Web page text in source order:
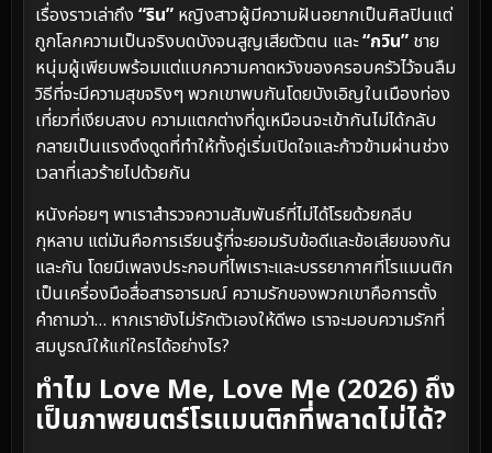
เรื่องราวเล่าถึง “ริน” หญิงสาวผู้มีความฝันอยากเป็นศิลปินแต่
ถูกโลกความเป็นจริงบดบังจนสูญเสียตัวตน และ“กวิน” ชาย
หนุ่มผู้เพียบพร้อมแต่แบกความคาดหวังของครอบครัวไว้จนลืม
วิธีที่จะมีความสุขจริงๆ พวกเขาพบกันโดยบังเอิญในเมืองท่อง
เที่ยวที่เงียบสงบ ความแตกต่างที่ดูเหมือนจะเข้ากันไม่ได้กลับ
กลายเป็นแรงดึงดูดที่ทำให้ทั้งคู่เริ่มเปิดใจและก้าวข้ามผ่านช่วง
เวลาที่เลวร้ายไปด้วยกัน
หนังค่อยๆ พาเราสำรวจความสัมพันธ์ที่ไม่ได้โรยด้วยกลีบ
กุหลาบ แต่มันคือการเรียนรู้ที่จะยอมรับข้อดีและข้อเสียของกัน
และกัน โดยมีเพลงประกอบที่ไพเราะและบรรยากาศที่โรแมนติก
เป็นเครื่องมือสื่อสารอารมณ์ ความรักของพวกเขาคือการตั้ง
คำถามว่า… หากเรายังไม่รักตัวเองให้ดีพอ เราจะมอบความรักที่
สมบูรณ์ให้แก่ใครได้อย่างไร?
ทำไม Love Me, Love Me (2026) ถึง
เป็นภาพยนตร์โรแมนติกที่พลาดไม่ได้?